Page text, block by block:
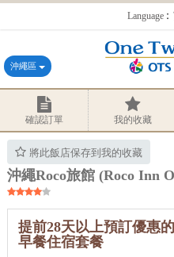
Language：
沖繩區
確認訂單 我的收藏
將此飯店保存到我的收藏
沖繩Roco旅館 (Roco Inn
提前28天以上預訂優惠
早餐住宿套餐